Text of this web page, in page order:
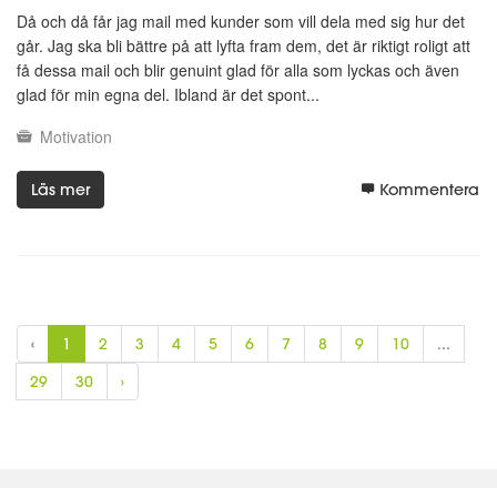
Då och då får jag mail med kunder som vill dela med sig hur det
går. Jag ska bli bättre på att lyfta fram dem, det är riktigt roligt att
få dessa mail och blir genuint glad för alla som lyckas och även
glad för min egna del. Ibland är det spont...
Motivation
Läs mer Kommentera
‹ 1 2 3 4 5 6 7 8 9 10
...
29
30 ›